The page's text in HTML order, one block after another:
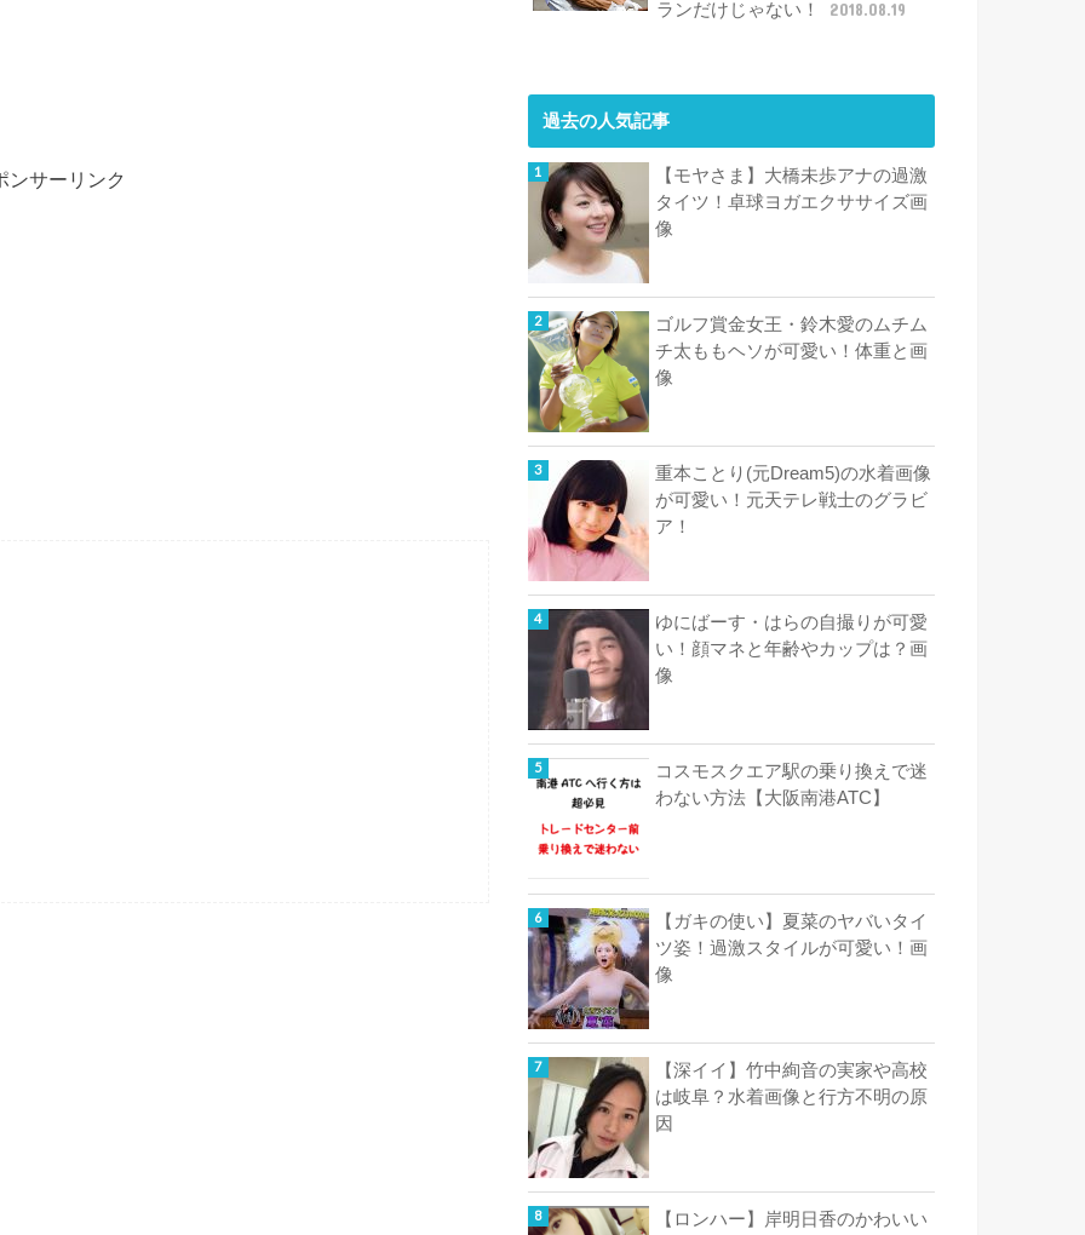
ンサーリンク
ランだけじゃない！
2018.08.19
過去の人気記事
【モヤさま】大橋未歩アナの過激
タイツ！卓球ヨガエクササイズ画
像
ゴルフ賞金女王・鈴木愛のムチム
チ太ももヘソが可愛い！体重と画
像
重本ことり(元Dream5)の水着画像
が可愛い！元天テレ戦士のグラビ
ア！
ゆにばーす・はらの自撮りが可愛
い！顔マネと年齢やカップは？画
像
コスモスクエア駅の乗り換えで迷
わない方法【大阪南港ATC】
【ガキの使い】夏菜のヤバいタイ
ツ姿！過激スタイルが可愛い！画
像
【深イイ】竹中絢音の実家や高校
は岐阜？水着画像と行方不明の原
因
【ロンハー】岸明日香のかわいい